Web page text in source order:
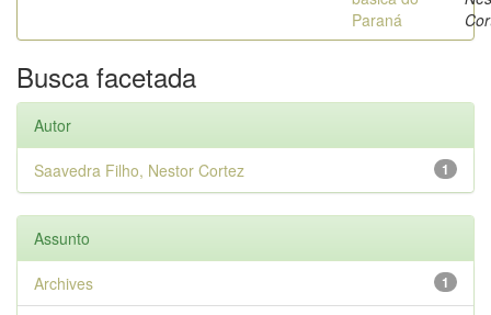
Paraná
Busca facetada
Autor
1
Saavedra Filho, Nestor Cortez
Assunto
1
Archives